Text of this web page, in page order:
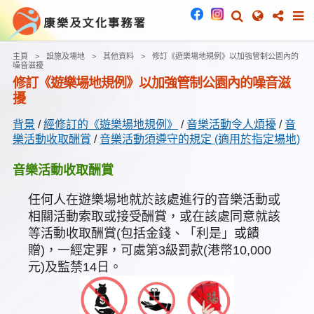
主頁 設施及場地 其他資料
修訂《遊樂場地規例》以加強管制公園內的
噪音滋擾
修訂《遊樂場地規例》以加強管制公園內的噪音滋
擾
背景 /經修訂的《遊樂場地規例》 /音樂活動令人煩擾 /音
樂活動收取酬賞 /音樂活動須遵守的規定 (適用於指定場地)
音樂活動收取酬賞
任何人在遊樂場地就於該處進行的音樂活動或
相關活動索取或接受酬賞，或在該處同意就該
等活動收取酬賞(包括金錢、「利是」或饋
贈)，一經定罪，可處第3級罰款(港幣10,000
元)及監禁14日。